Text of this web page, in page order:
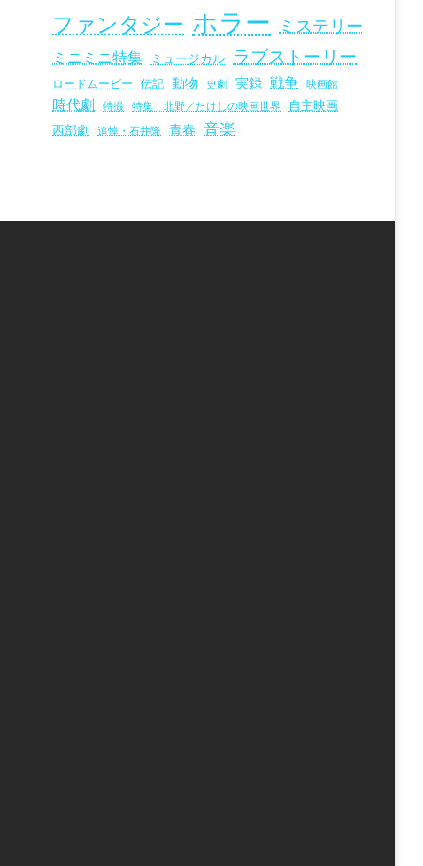
ファンタジー ホラー ミステリー
ミニミニ特集 ミュージカル ラブストーリー
ロードムービー 伝記 動物 史劇 実録 戦争 映画館
時代劇 特撮 特集 北野／たけしの映画世界
自主映画
西部劇 追悼・石井隆 青春 音楽